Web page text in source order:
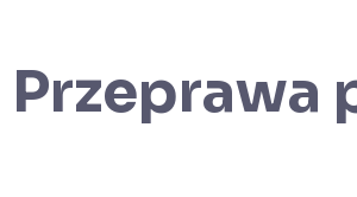
Przeprawa